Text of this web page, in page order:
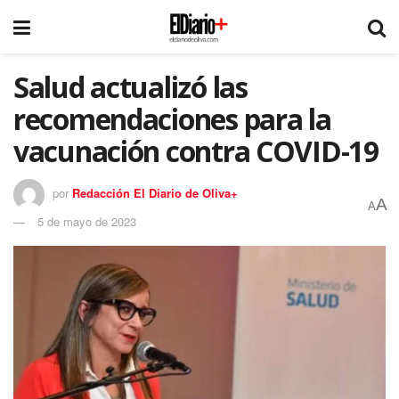
Salud actualizó las
recomendaciones para la
vacunación contra COVID-19
por Redacción El Diario de Oliva+
5 de mayo de 2023
AA